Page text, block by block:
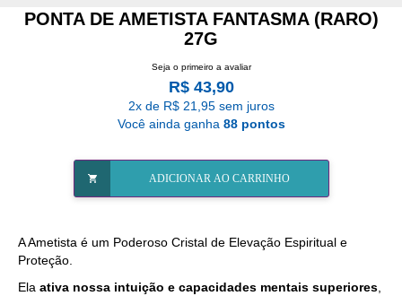
PONTA DE AMETISTA FANTASMA (RARO)
27G
Seja o primeiro a avaliar
R$ 43,90
2x de R$ 21,95 sem juros
Você ainda ganha 88 pontos
ADICIONAR AO CARRINHO
AAmetista é um Poderoso Cristal de Elevação Espiritual e
Proteção.
Ela ativa nossa intuição e capacidades mentais superiores